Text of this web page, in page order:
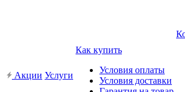
Акции Услуги
Как купить
Условия оплаты
Условия доставки